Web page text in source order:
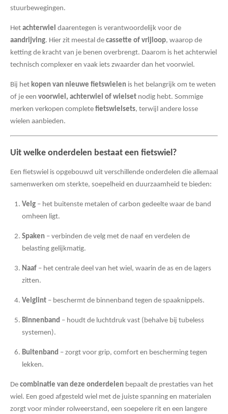
stuurbewegingen.
Het achterwiel daarentegen is verantwoordelijk voor de
aandrijving. Hier zit meestal de cassette of vrijloop, waarop de
ketting de kracht van je benen overbrengt. Daarom is het achterwiel
technisch complexer en vaak iets zwaarder dan het voorwiel.
Bij het kopen van nieuwe fietswielen is het belangrijk om te weten
of je een voorwiel, achterwiel of wielset nodig hebt. Sommige
merken verkopen complete fietswielsets, terwijl andere losse
wielen aanbieden.
Uit welke onderdelen bestaat een fietswiel?
Een fietswiel is opgebouwd uit verschillende onderdelen die allemaal
samenwerken om sterkte, soepelheid en duurzaamheid te bieden:
Velg– het buitenste metalen of carbon gedeelte waar de band
omheen ligt.
Spaken– verbinden de velg met de naaf en verdelen de
belasting gelijkmatig.
Naaf– het centrale deel van het wiel, waarin de as en de lagers
zitten.
Velglint– beschermt de binnenband tegen de spaaknippels.
Binnenband – houdt de luchtdruk vast (behalve bij tubeless
systemen).
Buitenband – zorgt voor grip, comfort en bescherming tegen
lekken.
De combinatie van deze onderdelen bepaalt de prestaties van het
wiel. Een goed afgesteld wiel met de juiste spanning en materialen
zorgt voor minder rolweerstand, een soepelere rit en een langere